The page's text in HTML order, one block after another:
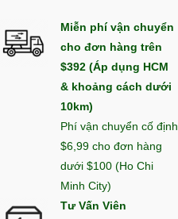
Miễn phí vận chuyển
cho đơn hàng trên
$392 (Áp dụng HCM
& khoảng cách dưới
10km)
Phí vận chuyển cố định
$6,99 cho đơn hàng
dưới $100 (Ho Chi
Minh City)
Tư Vấn Viên